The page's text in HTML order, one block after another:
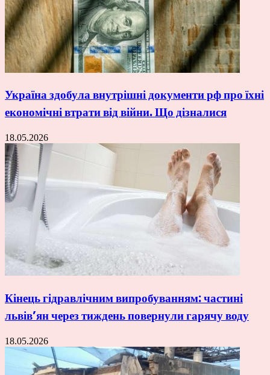
Україна здобула внутрішні документи рф про їхні
економічні втрати від війни. Що дізналися
18.05.2026
Кінець гідравлічним випробуванням: частині
львів’ян через тиждень повернули гарячу воду
18.05.2026